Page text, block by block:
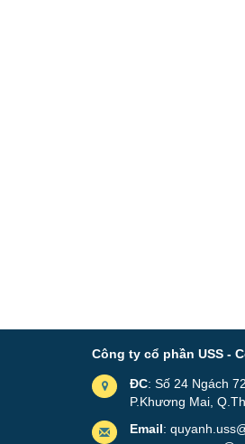
Công ty cổ phần USS -
ĐC: Số 24 Ngách
P.Khương Mai,
Email: